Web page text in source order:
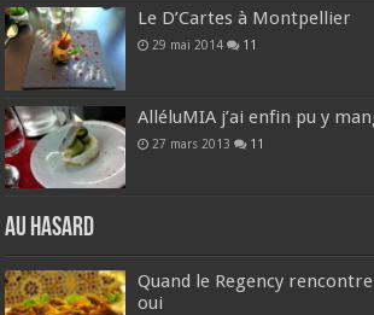
Le D’Cartes à Montpellier
29 mai 2014 11
AlléluMIA j’ai enfin pu y
27 mars 2013 11
Au hasard
Quand le Regency
oui